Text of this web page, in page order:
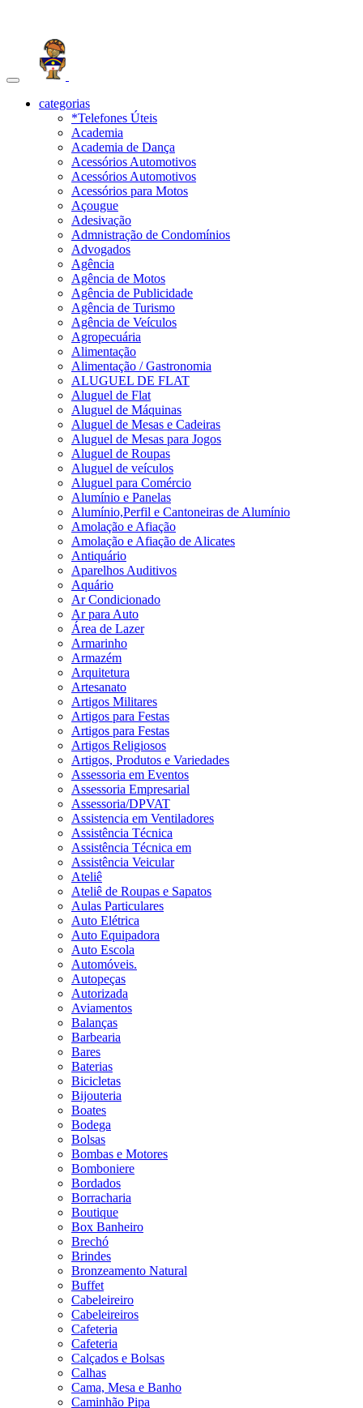
Toggle
navigationcategorias
*Telefones Úteis
Academia
Academia de Dança
Acessórios Automotivos
Acessórios Automotivos
Acessórios para Motos
Açougue
Adesivação
Admnistração de Condomínios
Advogados
Agência
Agência de Motos
Agência de Publicidade
Agência de Turismo
Agência de Veículos
Agropecuária
Alimentação
Alimentação / Gastronomia
ALUGUEL DE FLAT
Aluguel de Flat
Aluguel de Máquinas
Aluguel de Mesas e Cadeiras
Aluguel de Mesas para Jogos
Aluguel de Roupas
Aluguel de veículos
Aluguel para Comércio
Alumínio e Panelas
Alumínio,Perfil e Cantoneiras de Alumínio
Amolação e Afiação
Amolação e Afiação de Alicates
Antiquário
Aparelhos Auditivos
Aquário
Ar Condicionado
Ar para Auto
Área de Lazer
Armarinho
Armazém
Arquitetura
Artesanato
Artigos Militares
Artigos para Festas
Artigos para Festas
Artigos Religiosos
Artigos, Produtos e Variedades
Assessoria em Eventos
Assessoria Empresarial
Assessoria/DPVAT
Assistencia em Ventiladores
Assistência Técnica
Assistência Técnica em
Assistência Veicular
Ateliê
Ateliê de Roupas e Sapatos
Aulas Particulares
Auto Elétrica
Auto Equipadora
Auto Escola
Automóveis.
Autopeças
Autorizada
Aviamentos
Balanças
Barbearia
Bares
Baterias
Bicicletas
Bijouteria
Boates
Bodega
Bolsas
Bombas e Motores
Bomboniere
Bordados
Borracharia
Boutique
Box Banheiro
Brechó
Brindes
Bronzeamento Natural
Buffet
Cabeleireiro
Cabeleireiros
Cafeteria
Cafeteria
Calçados e Bolsas
Calhas
Cama, Mesa e Banho
Caminhão Pipa